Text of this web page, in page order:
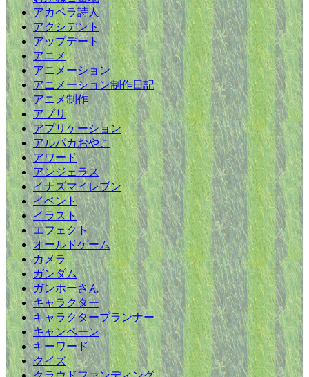
アカペラ詩人
アクシデント
アップデート
アニメ
アニメーション
アニメーション制作日記
アニメ制作
アプリ
アプリケーション
アルパカおやこ
アワード
アンジェラス
イナズマイレブン
イベント
イラスト
エフェクト
オールドゲーム
カメラ
ガンダム
ガンホーさん
キャラクター
キャラクタープランナー
キャンペーン
キーワード
クイズ